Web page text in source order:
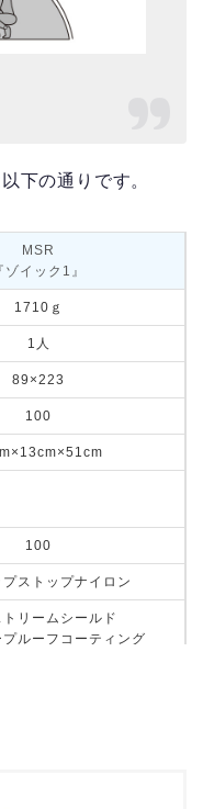
下の通りです。
MSR
『ゾイック1』
1710ｇ
1人
89×223
100
100
ストップナイロン
トリームシールド
ルーフコーティング